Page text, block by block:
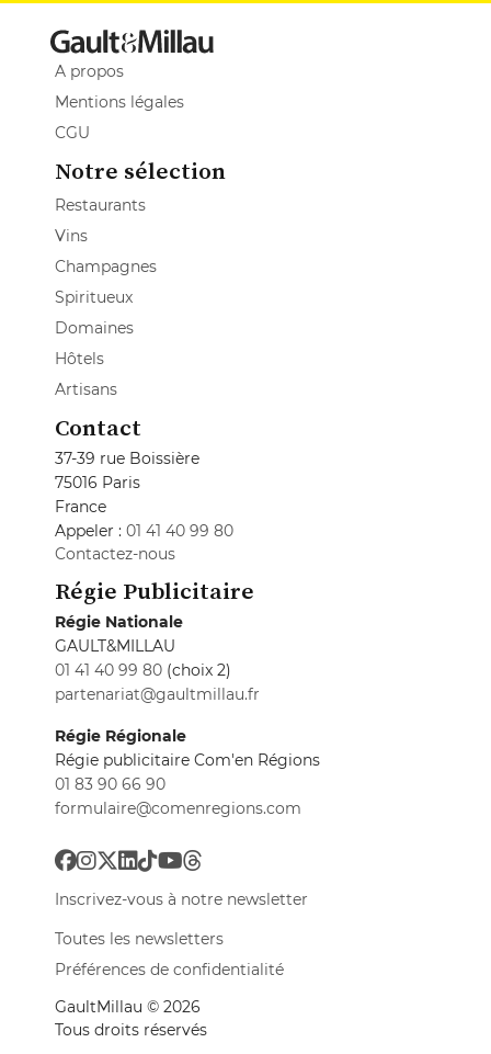
A propos
Mentions légales
CGU
Notre sélection
Restaurants
Vins
Champagnes
Spiritueux
Domaines
Hôtels
Artisans
Contact
37-39 rue Boissière
75016 Paris
France
Appeler : 01 41 40 99 80
Contactez-nous
Régie Publicitaire
Régie Nationale
GAULT&MILLAU
01 41 40 99 80 (choix 2)
partenariat@gaultmillau.fr
Régie Régionale
Régie publicitaire Com'en Régions
01 83 90 66 90
formulaire@comenregions.com
Inscrivez-vous à notre newsletter
Toutes les newsletters
Préférences de confidentialité
GaultMillau © 2026
Tous droits réservés